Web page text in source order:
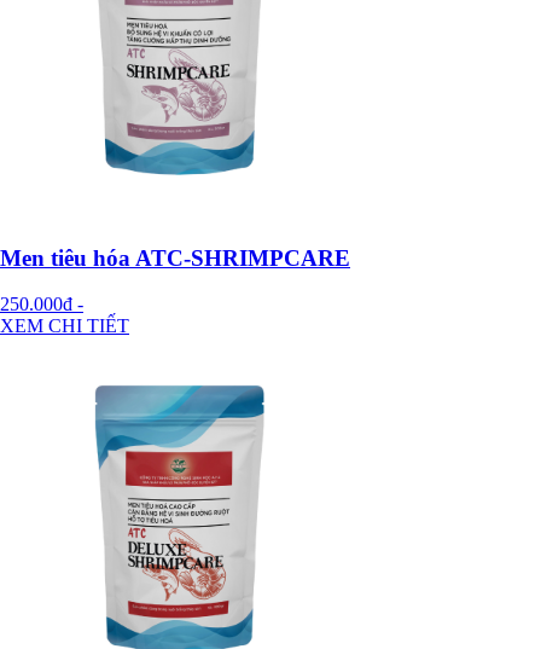
Men tiêu hóa ATC-SHRIMPCARE
250.000đ -
XEM CHI TIẾT